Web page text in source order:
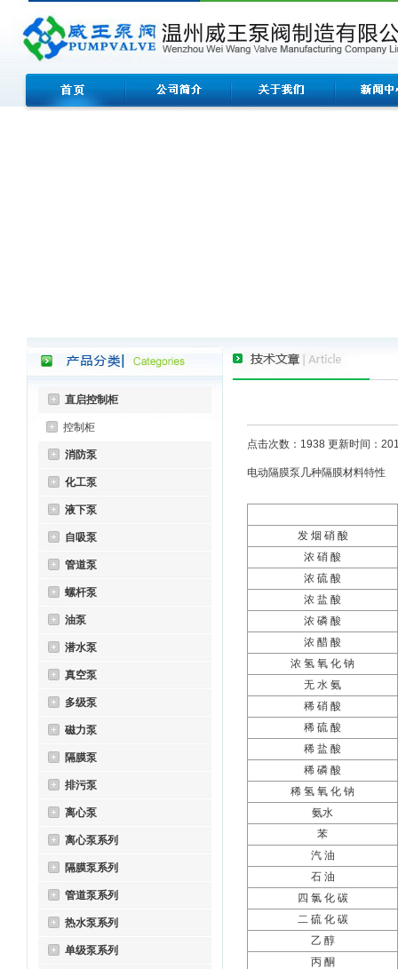
直启控制柜
控制柜
消防泵
化工泵
液下泵
自吸泵
管道泵
螺杆泵
油泵
潜水泵
真空泵
多级泵
磁力泵
隔膜泵
排污泵
离心泵
离心泵系列
隔膜泵系列
管道泵系列
热水泵系列
单级泵系列
点击次数：1938 更新时间：
电动隔膜泵几种隔膜材料特性
发 烟 硝 酸
浓 硝 酸
浓 硫 酸
浓 盐 酸
浓 磷 酸
浓 醋 酸
浓 氢 氧 化 钠
无 水 氨
稀 硝 酸
稀 硫 酸
稀 盐 酸
稀 磷 酸
稀 氢 氧 化 钠
氨水
苯
汽 油
石 油
四 氯 化 碳
二 硫 化 碳
乙 醇
丙 酮